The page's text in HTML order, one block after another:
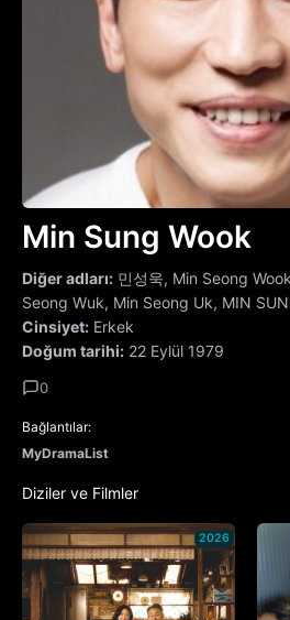
Min Sung Wook
Diğer adları: 민성욱, Min Seong
Seong Wuk, Min Seong Uk, MIN
Cinsiyet: Erkek
Doğum tarihi: 22 Eylül 1979
0
Bağlantılar:
MyDramaList
Diziler ve Filmler
2026